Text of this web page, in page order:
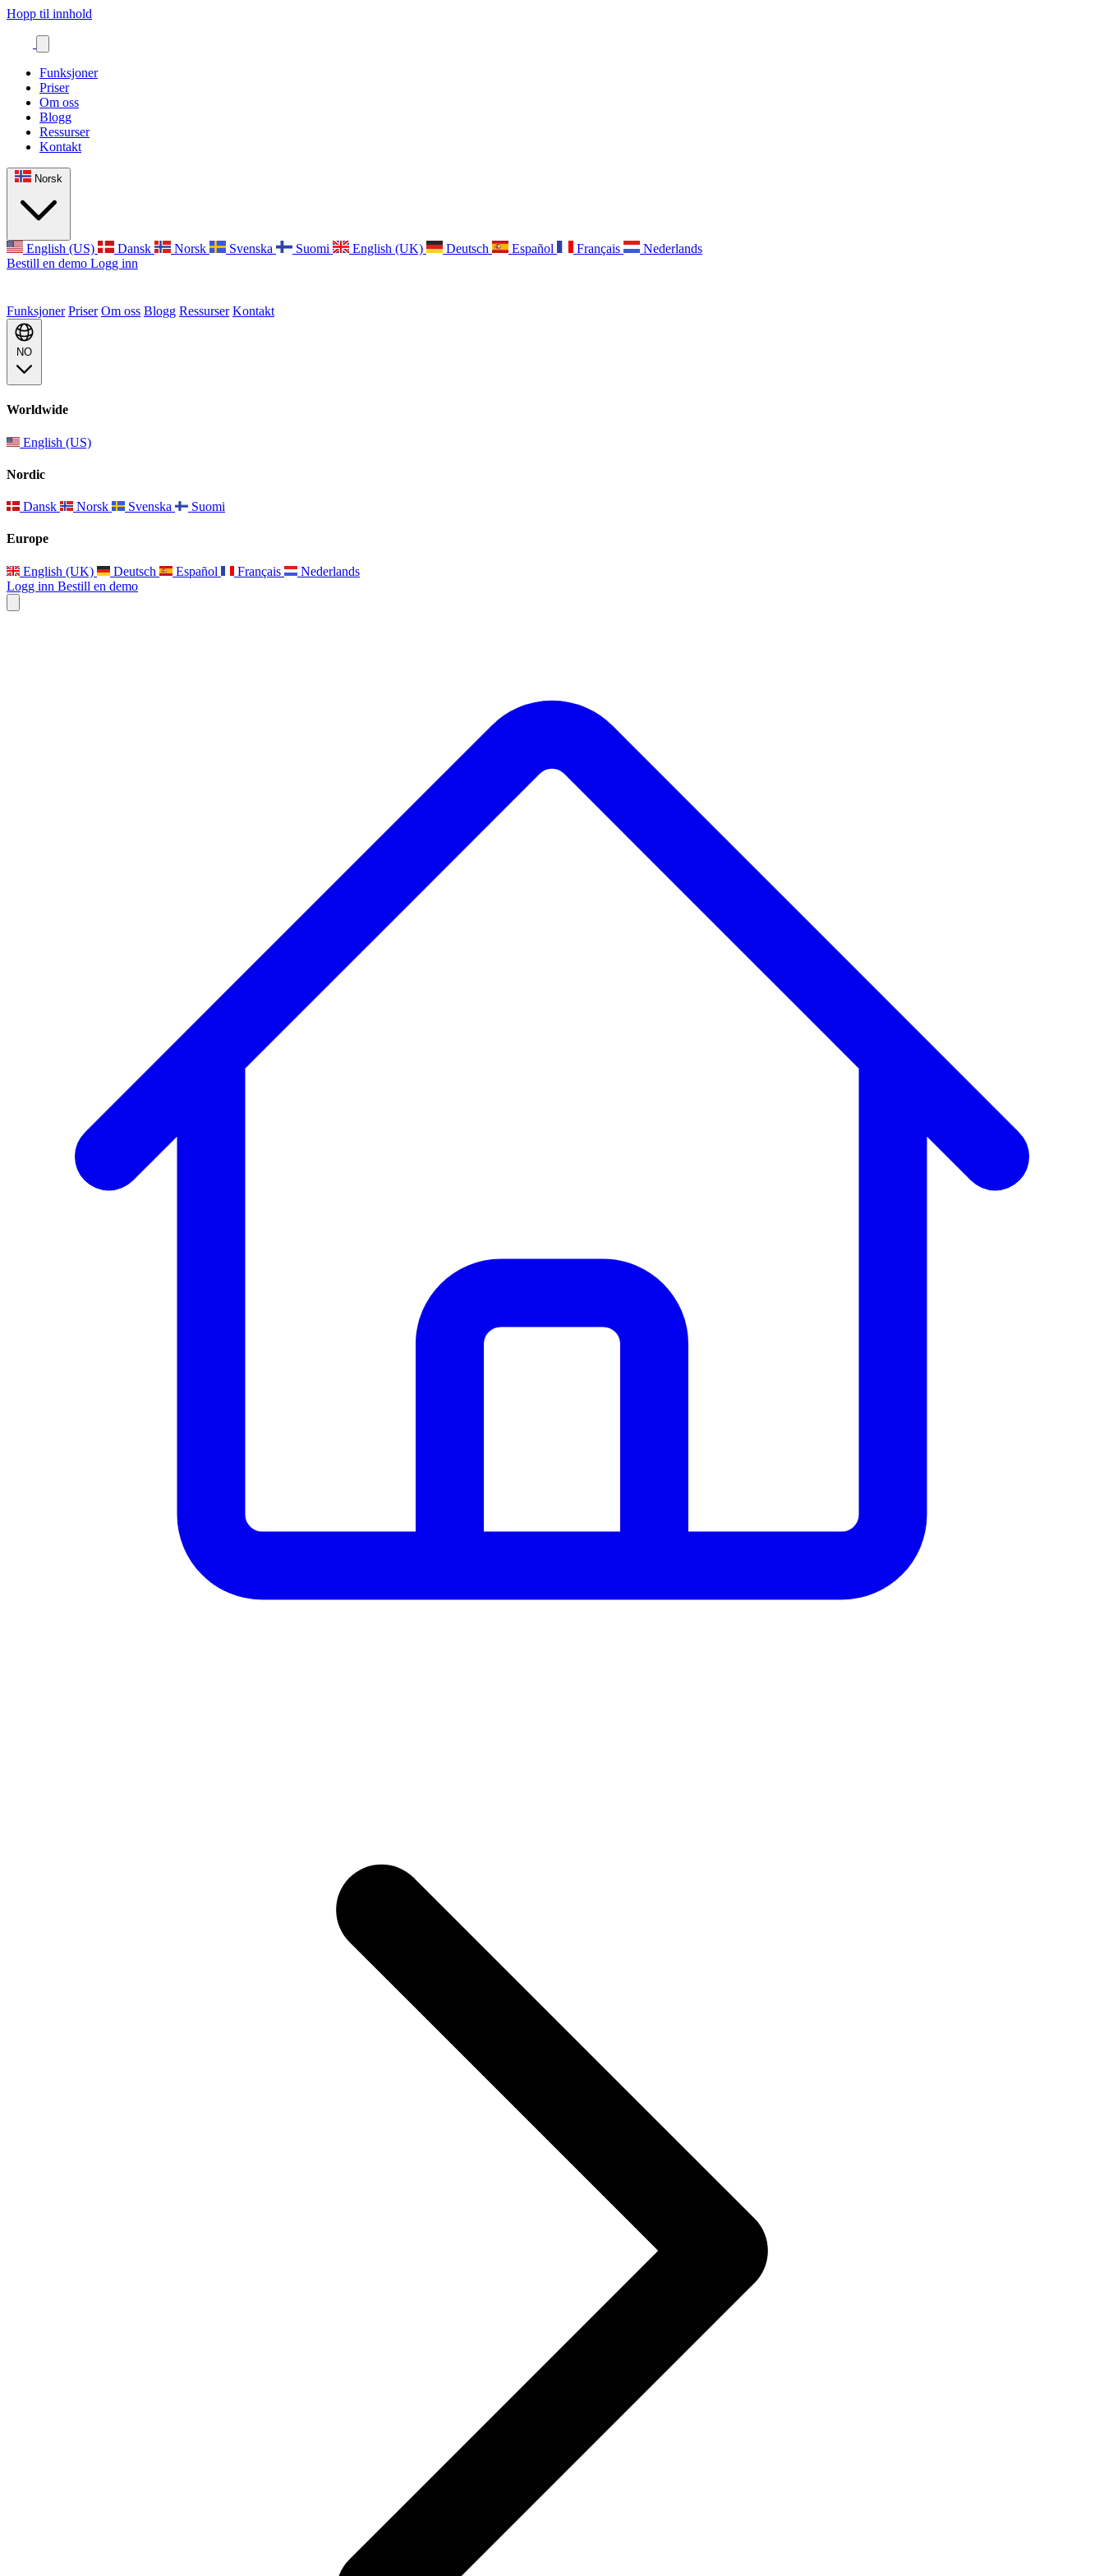
Hopp til innhold
Funksjoner
Priser
Om oss
Blogg
Ressurser
Kontakt
Norsk
English (US) Dansk Norsk Svenska Suomi English (UK) Deutsch Español Français
Nederlands
Bestill en demo Logg inn
Funksjoner Priser Om oss Blogg Ressurser Kontakt
NO
Worldwide
English (US)
Nordic
Dansk Norsk Svenska Suomi
Europe
English (UK) Deutsch Español Français
Nederlands
Logg inn Bestill en demo